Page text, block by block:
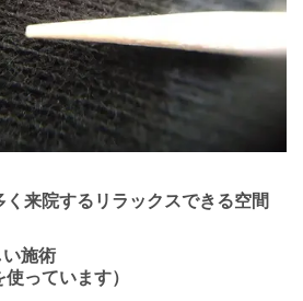
来院するリラックスできる空間
施術
っています）